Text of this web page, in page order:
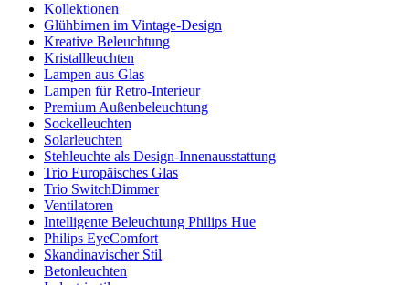
Kollektionen
Glühbirnen im Vintage-Design
Kreative Beleuchtung
Kristallleuchten
Lampen aus Glas
Lampen für Retro-Interieur
Premium Außenbeleuchtung
Sockelleuchten
Solarleuchten
Stehleuchte als Design-Innenausstattung
Trio Europäisches Glas
Trio SwitchDimmer
Ventilatoren
Intelligente Beleuchtung Philips Hue
Philips EyeComfort
Skandinavischer Stil
Betonleuchten